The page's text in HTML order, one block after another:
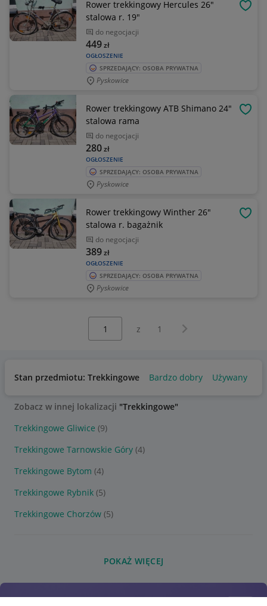
Rower trekkingowy Hercules 26"
stalowa r. 19"
do negocjacji
OGŁOSZENIE
449zł
SPRZEDAJĄCY: OSOBA PRYWATNA
Pyskowice
Rower trekkingowy ATB Shimano 24"
stalowa rama
do negocjacji
OGŁOSZENIE
280zł
SPRZEDAJĄCY: OSOBA PRYWATNA
Pyskowice
Rower trekkingowy Winther 26"
stalowa r. bagażnik
do negocjacji
OGŁOSZENIE
389zł
SPRZEDAJĄCY: OSOBA PRYWATNA
Pyskowice
z 1 Następna strona
Stan przedmiotu: Trekkingowe Bardzo dobry Używany
Zobacz w innej lokalizacji "Trekkingowe"
Trekkingowe Gliwice (9)
Trekkingowe Tarnowskie Góry (4)
Trekkingowe Bytom (4)
Trekkingowe Rybnik (5)
Trekkingowe Chorzów (5)
POKAŻ WIĘCEJ